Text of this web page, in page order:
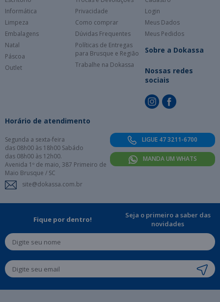
Informática
Limpeza
Embalagens
Natal
Páscoa
Outlet
Privacidade
Como comprar
Dúvidas Frequentes
Políticas de Entregas
para Brusque e Região
Trabalhe na Dokassa
Login
Meus Dados
Meus Pedidos
Sobre a Dokassa
Nossas redes
sociais
Horário de atendimento
Segunda a sexta-feira
das 08h00 às 18h00 Sabádo
das 08h00 às 12h00.
Avenida 1º de maio, 387 Primeiro de
Maio Brusque / SC
site@dokassa.com.br
LIGUE 47 3211-6700
MANDA UM WHATS
Fique por dentro!
Seja o primeiro a saber das
novidades